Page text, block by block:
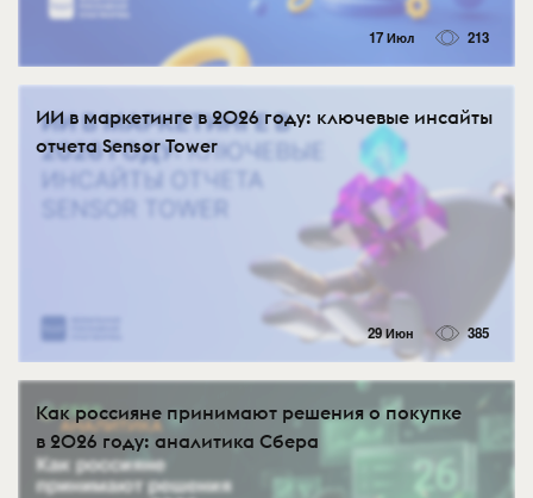
17 Июл 213
ИИ в маркетинге в 2026 году: ключевые инсайты
отчета Sensor Tower
29 Июн 385
Как россияне принимают решения о покупке
в 2026 году: аналитика Сбера